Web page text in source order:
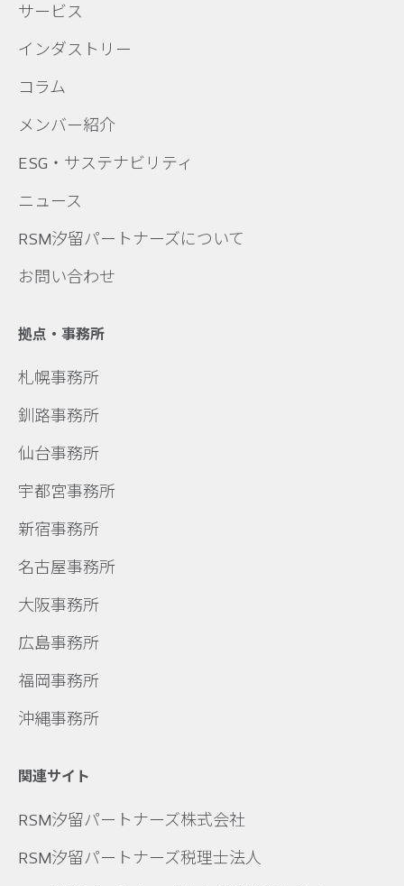
サービス
インダストリー
コラム
メンバー紹介
ESG・サステナビリティ
ニュース
RSM汐留パートナーズについて
お問い合わせ
拠点・事務所
札幌事務所
釧路事務所
仙台事務所
宇都宮事務所
新宿事務所
名古屋事務所
大阪事務所
広島事務所
福岡事務所
沖縄事務所
関連サイト
RSM汐留パートナーズ株式会社
RSM汐留パートナーズ税理士法人